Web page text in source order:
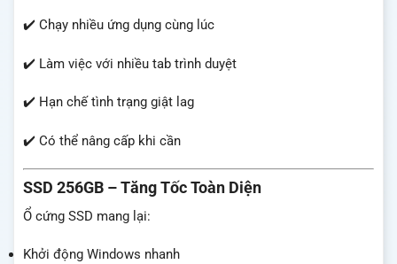
✔️ Chạy nhiều ứng dụng cùng lúc
✔️ Làm việc với nhiều tab trình duyệt
✔️ Hạn chế tình trạng giật lag
✔️ Có thể nâng cấp khi cần
SSD 256GB – Tăng Tốc Toàn Diện
Ổ cứng SSD mang lại:
Khởi động Windows nhanh